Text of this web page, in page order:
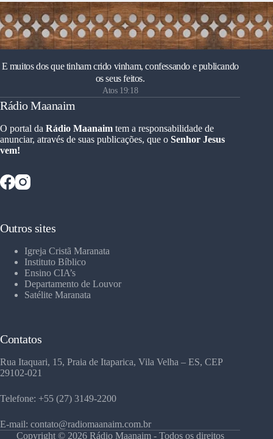
E muitos dos que tinham crido vinham, confessando e publicando
os seus feitos.
Atos 19:18
Rádio Maanaim
O portal da Rádio Maanaim tem a responsabilidade de
anunciar, através de suas publicações, que o Senhor Jesus
vem!
Outros sites
Igreja Cristã Maranata
Instituto Bíblico
Ensino CIA’s
Departamento de Louvor
Satélite Maranata
Contatos
Rua Itaquari, 15, Praia de Itaparica, Vila Velha – ES, CEP
29102-021
Telefone: +55 (27) 3149-2200
E-mail: contato@radiomaanaim.com.br
Copyright © 2026 Rádio Maanaim - Todos os direitos